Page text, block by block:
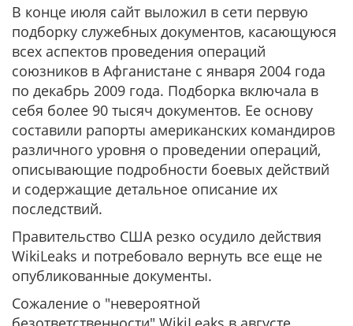
В конце июля сайт выложил в сети первую
подборку служебных документов, касающуюся
всех аспектов проведения операций
союзников в Афганистане с января 2004 года
по декабрь 2009 года. Подборка включала в
себя более 90 тысяч документов. Ее основу
составили рапорты американских командиров
различного уровня о проведении операций,
описывающие подробности боевых действий
и содержащие детальное описание их
последствий.
Правительство США резко осудило действия
WikiLeaks и потребовало вернуть все еще не
опубликованные документы.
Сожаление о "невероятной